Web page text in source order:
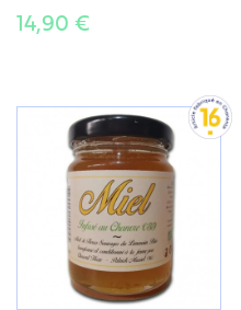
14,90 €